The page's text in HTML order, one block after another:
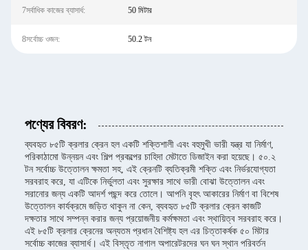
7সর্বাধিক কাজের ব্যাসার্ধ: 50 মিটার
8সর্বোচ্চ ওজন: 50.2 টন
পণ্যের বিবরণ:
ব্যবহৃত ৮৫টি ক্রলার ক্রেন হল একটি শক্তিশালী এবং বহুমুখী ভারী যন্ত্র যা নির্মাণ,
পরিকাঠামো উন্নয়ন এবং শিল্প প্রকল্পের চাহিদা মেটাতে ডিজাইন করা হয়েছে। ৫০.২
টন সর্বোচ্চ উত্তোলন ক্ষমতা সহ, এই ক্রেনটি ব্যতিক্রমী শক্তি এবং নির্ভরযোগ্যতা
সরবরাহ করে, যা এটিকে নির্ভুলতা এবং সুরক্ষার সাথে ভারী বোঝা উত্তোলন এবং
সরানোর জন্য একটি আদর্শ পছন্দ করে তোলে। আপনি বৃহৎ আকারের নির্মাণ বা বিশেষ
উত্তোলন কার্যক্রমে জড়িত থাকুন না কেন, ব্যবহৃত ৮৫টি ক্রলার ক্রেন কাজটি
দক্ষতার সাথে সম্পন্ন করার জন্য প্রয়োজনীয় কর্মক্ষমতা এবং স্থায়িত্ব সরবরাহ করে।
এই ৮৫টি ক্রলার ক্রেনের অন্যতম প্রধান বৈশিষ্ট্য হল এর চিত্তাকর্ষক ৫০ মিটার
সর্বোচ্চ কাজের ব্যাসার্ধ। এই বিস্তৃত নাগাল অপারেটরদের ঘন ঘন স্থান পরিবর্তন